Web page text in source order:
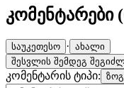
კომენტარები (
საუკეთესო · ახალი
შესვლის შემდეგ
კომენტარის ტიპი: